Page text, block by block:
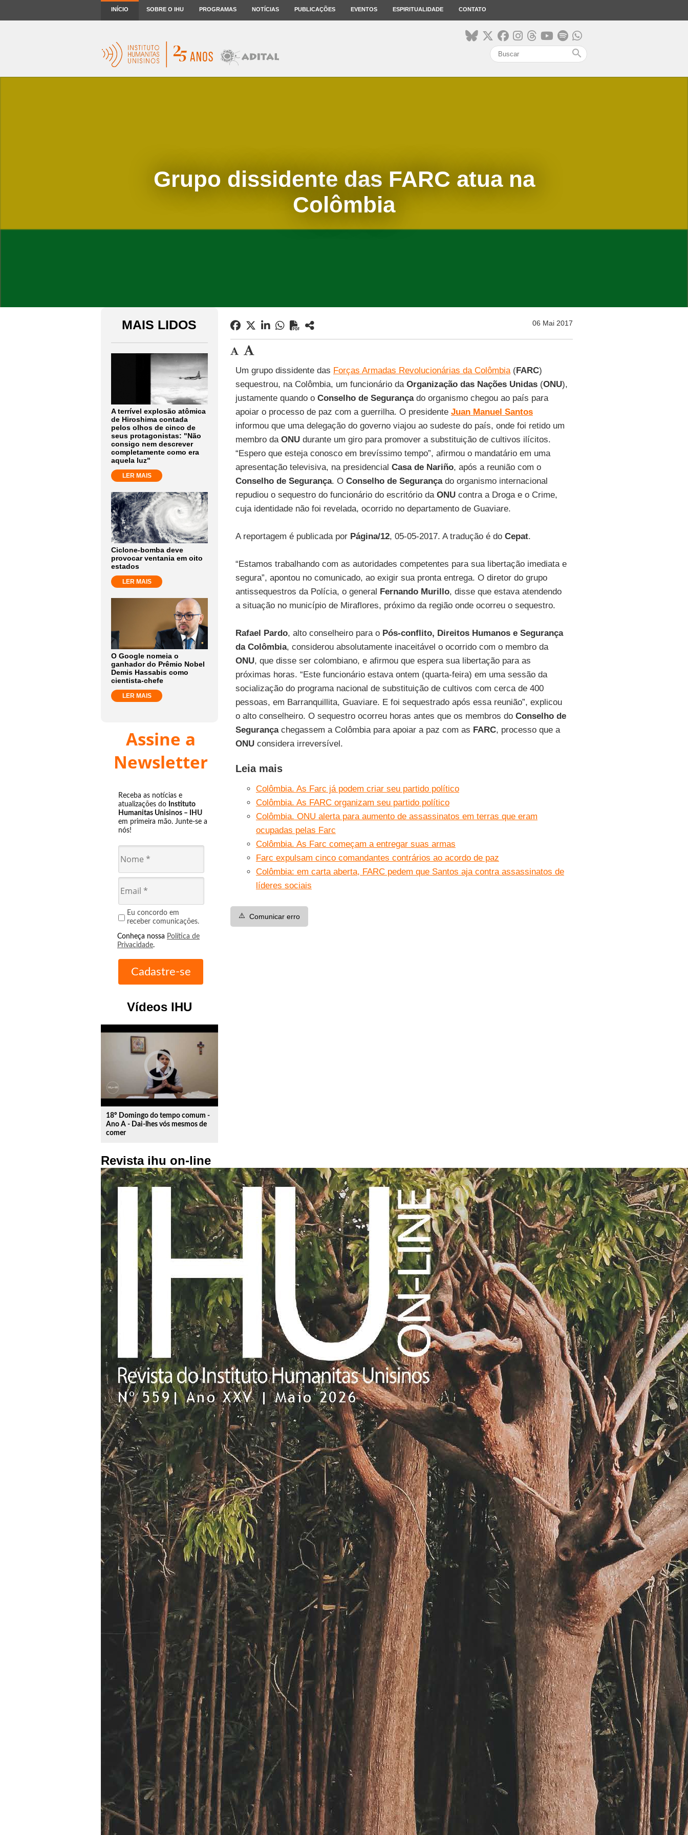
INÍCIO SOBRE O IHU PROGRAMAS NOTÍCIAS PUBLICAÇÕES EVENTOS ESPIRITUALIDADE CONTATO
search
Grupo dissidente das FARC atua na
Colômbia
MAIS LIDOS
A terrível explosão atômica
de Hiroshima contada
pelos olhos de cinco de
seus protagonistas: "Não
consigo nem descrever
completamente como era
aquela luz"
LER MAIS
Ciclone-bomba deve
provocar ventania em oito
estados
LER MAIS
O Google nomeia o
ganhador do Prêmio Nobel
Demis Hassabis como
cientista-chefe
LER MAIS
Assine a
Newsletter
Receba as notícias e
atualizações do Instituto
Humanitas Unisinos – IHU
em primeira mão. Junte-se a
nós!
Eu concordo em
receber comunicações.
Conheça nossa Política de
Privacidade.
Vídeos IHU
play_circle_outline
18º Domingo do tempo comum -
Ano A - Dai-lhes vós mesmos de
comer
Revista ihu on-line
06 Mai 2017
Um grupo dissidente das Forças Armadas Revolucionárias da Colômbia(FARC)
sequestrou, na Colômbia, um funcionário da Organização das Nações Unidas(ONU),
justamente quando o Conselho de Segurançado organismo chegou ao país para
apoiar o processo de paz com a guerrilha. O presidente Juan Manuel Santos
informou que uma delegação do governo viajou ao sudeste do país, onde foi retido um
membro da ONUdurante um giro para promover a substituição de cultivos ilícitos.
“Espero que esteja conosco em brevíssimo tempo”, afirmou o mandatário em uma
apresentação televisiva, na presidencial Casa de Nariño, após a reunião com o
Conselho de Segurança. O Conselho de Segurançado organismo internacional
repudiou o sequestro do funcionário do escritório da ONUcontra a Droga e o Crime,
cuja identidade não foi revelada, ocorrido no departamento de Guaviare.
A reportagem é publicada por Página/12, 05-05-2017. A tradução é do Cepat.
“Estamos trabalhando com as autoridades competentes para sua libertação imediata e
segura”, apontou no comunicado, ao exigir sua pronta entrega. O diretor do grupo
antissequestros da Polícia, o general Fernando Murillo, disse que estava atendendo
a situação no município de Miraflores, próximo da região onde ocorreu o sequestro.
Rafael Pardo, alto conselheiro para o Pós-conflito, Direitos Humanos e Segurança
da Colômbia, considerou absolutamente inaceitável o ocorrido com o membro da
ONU, que disse ser colombiano, e afirmou que espera sua libertação para as
próximas horas. “Este funcionário estava ontem (quarta-feira) em uma sessão da
socialização do programa nacional de substituição de cultivos com cerca de 400
pessoas, em Barranquillita, Guaviare. E foi sequestrado após essa reunião”, explicou
o alto conselheiro. O sequestro ocorreu horas antes que os membros do Conselho de
Segurançachegassem a Colômbia para apoiar a paz com as FARC, processo que a
ONUconsidera irreversível.
Leia mais
Colômbia. As Farc já podem criar seu partido político
Colômbia. As FARC organizam seu partido político
Colômbia. ONU alerta para aumento de assassinatos em terras que eram
ocupadas pelas Farc
Colômbia. As Farc começam a entregar suas armas
Farc expulsam cinco comandantes contrários ao acordo de paz
Colômbia: em carta aberta, FARC pedem que Santos aja contra assassinatos de
líderes sociais
⚠️ Comunicar erro